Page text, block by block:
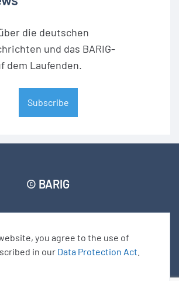
you agree to the use of
in our Data Protection Act
die deutschen
und das BARIG-
dem Laufenden.
Subscribe
© BARIG